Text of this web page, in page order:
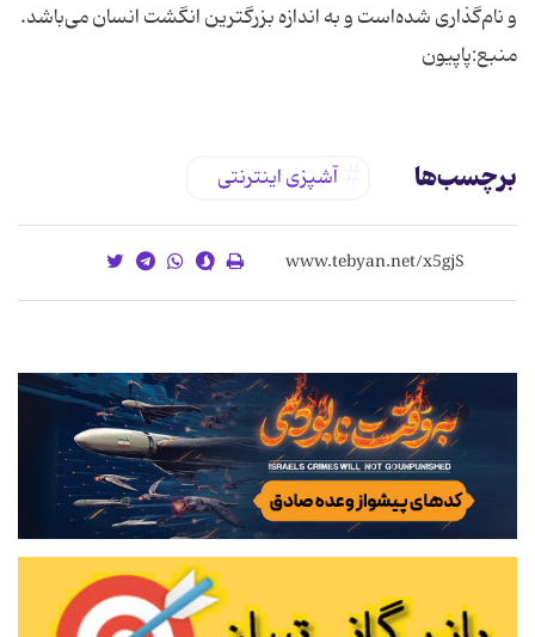
و نام‌گذاری شده‌است و به اندازه بزرگترین انگشت انسان می‌باشد.
منبع:پاپیون
برچسب‌ها آشپزی اینترنتی